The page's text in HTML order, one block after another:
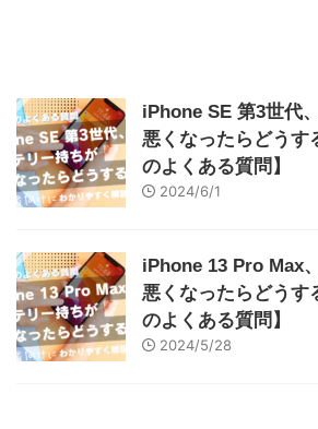
iPhone SE 第3世代
悪くなったらどうす
のよくある質問】
2024/6/1
iPhone 13 Pro Max
悪くなったらどうす
のよくある質問】
2024/5/28